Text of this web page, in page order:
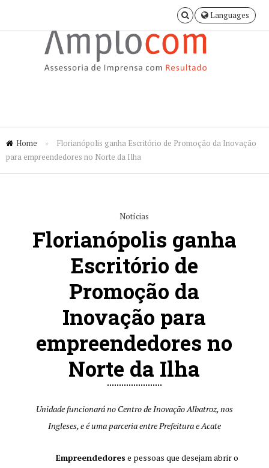
Languages
Home »
Florianópolis ganha Escritório de Promoção da Inovação
para empreendedores no Norte da Ilha
Notícias
Florianópolis ganha
Escritório de
Promoção da
Inovação para
empreendedores no
Norte da Ilha
Unidade funcionará no Centro de Inovação Albatroz, nos
Ingleses, e é uma parceria entrePrefeitura e Acate
Empreendedores e pessoas que desejam abrir o